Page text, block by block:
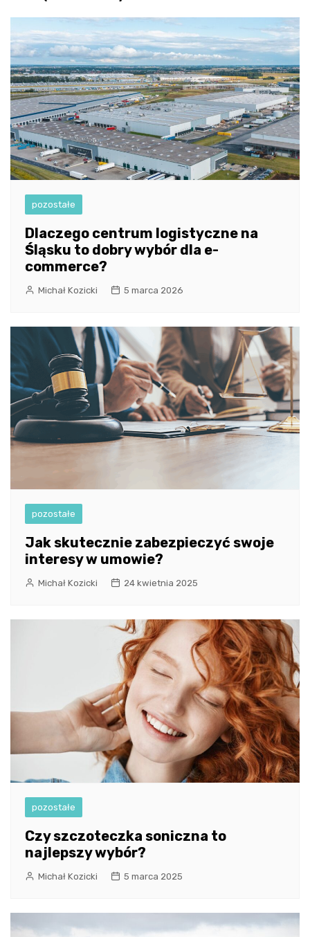
pozostałe
Dlaczego centrum logistyczne na
Śląsku to dobry wybór dla e-
commerce?
Michał Kozicki 5 marca 2026
pozostałe
Jak skutecznie zabezpieczyć swoje
interesy w umowie?
Michał Kozicki 24 kwietnia 2025
pozostałe
Czy szczoteczka soniczna to
najlepszy wybór?
Michał Kozicki 5 marca 2025